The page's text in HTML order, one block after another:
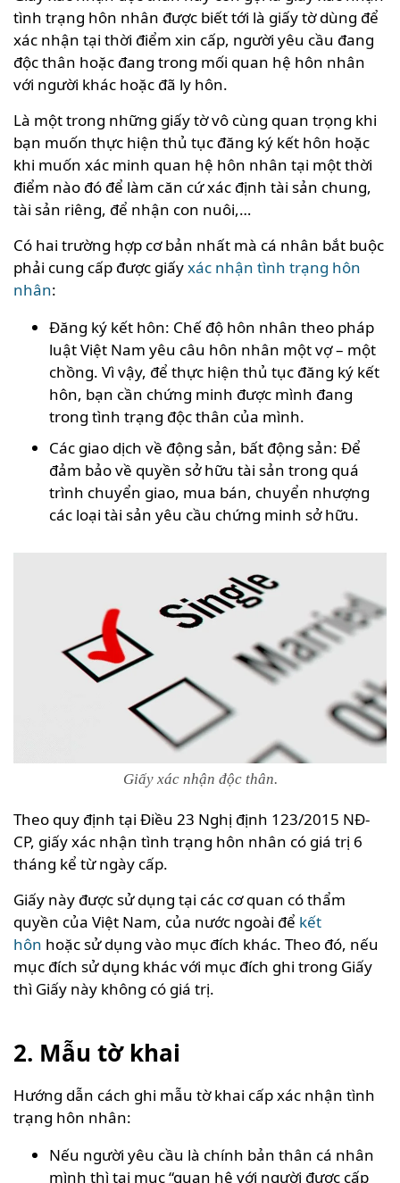
tình trạng hôn nhân được biết tới là giấy tờ dùng để
xác nhận tại thời điểm xin cấp, người yêu cầu đang
độc thân hoặc đang trong mối quan hệ hôn nhân
với người khác hoặc đã ly hôn.
Là một trong những giấy tờ vô cùng quan trọng khi
bạn muốn thực hiện thủ tục đăng ký kết hôn hoặc
khi muốn xác minh quan hệ hôn nhân tại một thời
điểm nào đó để làm căn cứ xác định tài sản chung,
tài sản riêng, để nhận con nuôi,…
Có hai trường hợp cơ bản nhất mà cá nhân bắt buộc
phải cung cấp được giấyxác nhận tình trạng hôn
nhân:
Đăng ký kết hôn: Chế độ hôn nhân theo pháp
luật Việt Nam yêu câu hôn nhân một vợ – một
chồng. Vì vậy, để thực hiện thủ tục đăng ký kết
hôn, bạn cần chứng minh được mình đang
trong tình trạng độc thân của mình.
Các giao dịch về động sản, bất động sản: Để
đảm bảo về quyền sở hữu tài sản trong quá
trình chuyển giao, mua bán, chuyển nhượng
các loại tài sản yêu cầu chứng minh sở hữu.
Giấy xác nhận độc thân.
Theo quy định tại Điều 23 Nghị định 123/2015 NĐ-
CP, giấy xác nhận tình trạng hôn nhân có giá trị 6
tháng kể từ ngày cấp.
Giấy này được sử dụng tại các cơ quan có thẩm
quyền của Việt Nam, của nước ngoài để kết
hôn hoặc sử dụng vào mục đích khác. Theo đó, nếu
mục đích sử dụng khác với mục đích ghi trong Giấy
thì Giấy này không có giá trị.
2. Mẫu tờ khai
Hướng dẫn cách ghi mẫu tờ khai cấp xác nhận tình
trạng hôn nhân:
Nếu người yêu cầu là chính bản thân cá nhân
mình thì tại mục “quan hệ với người được cấp